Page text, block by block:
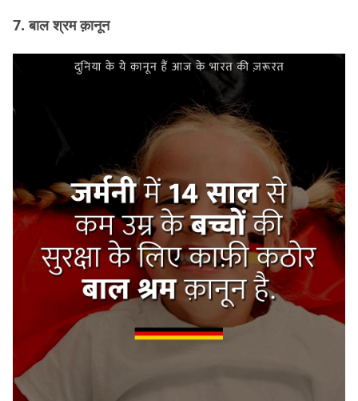
7. बाल श्रम क़ानून